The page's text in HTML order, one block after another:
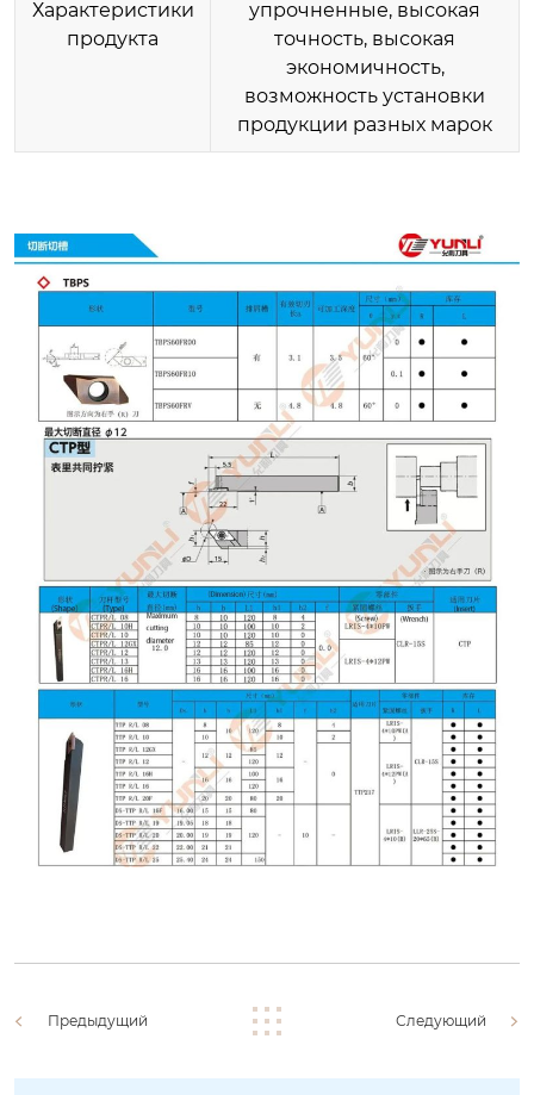
Характеристики
продукта
упрочненные, высокая
точность, высокая
экономичность,
возможность установки
продукции разных марок
Предыдущий Следующий